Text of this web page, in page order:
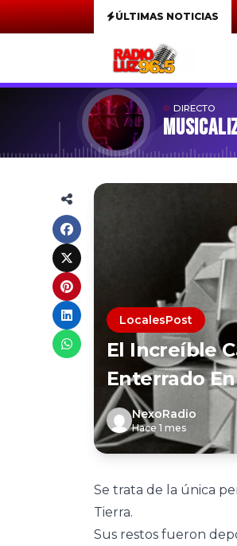
ÚLTIMAS NOTICIAS
DIRECTO
LocalesPost
El Increíble
Enterrado
NexoRadio
Hace 1 mes
Se trata de la única
Tierra.
Sus restos fueron